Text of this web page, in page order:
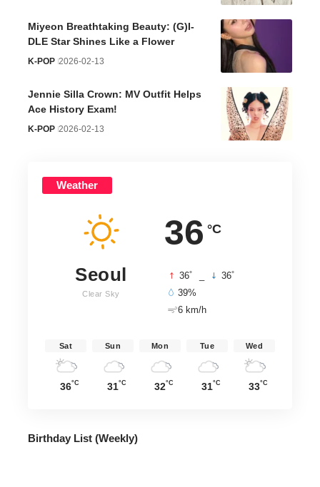
Miyeon Breathtaking Beauty: (G)I-
DLE Star Shines Like a Flower
K-POP 2026-02-13
Jennie Silla Crown: MV Outfit Helps
Ace History Exam!
K-POP 2026-02-13
Weather
36 °C
Seoul
Clear Sky
36° 36°
39%
6 km/h
Sat
36°C
Sun
31°C
Mon
32°C
Tue
31°C
Wed
33°C
Birthday List (Weekly)